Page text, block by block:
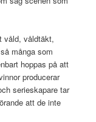
våld, våldtäkt,
många som
hoppas på att
producerar
serieskapare tar
att de inte